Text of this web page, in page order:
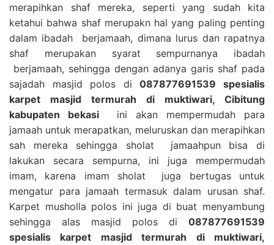
merapihkan shaf mereka, seperti yang sudah kita
ketahui bahwa shaf merupakn hal yang paling penting
dalam ibadah berjamaah, dimana lurus dan rapatnya
shaf merupakan syarat sempurnanya ibadah
berjamaah, sehingga dengan adanya garis shaf pada
sajadah masjid polos di087877691539 spesialis
karpet masjid termurah di muktiwari, Cibitung
kabupaten bekasi ini akan mempermudah para
jamaah untuk merapatkan, meluruskan dan merapihkan
sah mereka sehingga sholat jamaahpun bisa di
lakukan secara sempurna, ini juga mempermudah
imam, karena imam sholat juga bertugas untuk
mengatur para jamaah termasuk dalam urusan shaf.
Karpet musholla polos ini juga di buat menyambung
sehingga alas masjid polos di 087877691539
spesialis karpet masjid termurah di muktiwari,